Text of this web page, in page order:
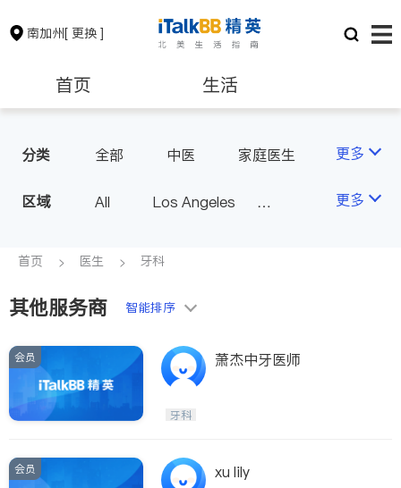
南加州[ 更换 ]
首页 生活
保险理财 房地产租售
银行贷款
建筑装修
非盈利组织
分类 全部 中医
家庭医生
眼科
妇科
儿科
心脏科
肠胃肝脏科
泌尿科
风湿病
不孕不育
脊椎神经科
医生-其它
更多
区域 All
Los Angeles
Alhambra & San Gabriel
Diamond Bar & Covina
Rowland Heights & Hacienda H
ties
Inyo & San Bernardino
更多
首页 医生 牙科
其他服务商 智能排序
会员 萧杰中牙医师
牙科
会员 xu lily